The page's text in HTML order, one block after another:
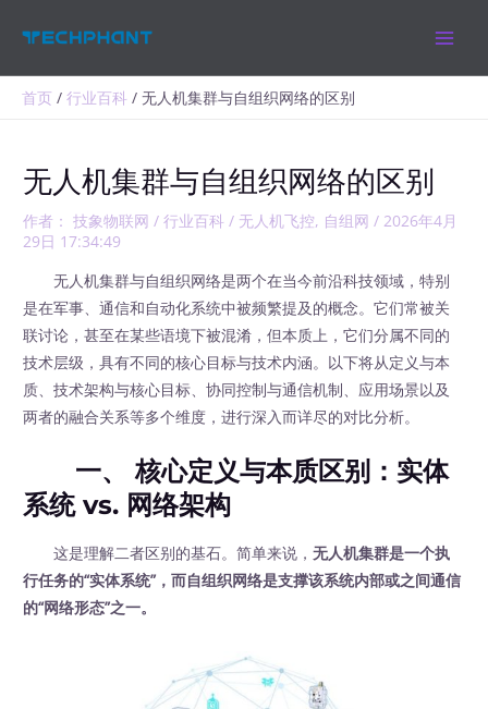
首页 行业百科 无人机集群与自组织网络的区别
无人机集群与自组织网络的区别
作者： 技象物联网/行业百科 / 无人机飞控, 自组网 /2026年4月
29日 17:34:49
无人机集群与自组织网络是两个在当今前沿科技领域，特别
是在军事、通信和自动化系统中被频繁提及的概念。它们常被关
联讨论，甚至在某些语境下被混淆，但本质上，它们分属不同的
技术层级，具有不同的核心目标与技术内涵。以下将从定义与本
质、技术架构与核心目标、协同控制与通信机制、应用场景以及
两者的融合关系等多个维度，进行深入而详尽的对比分析。
一、 核心定义与本质区别：实体
系统 vs. 网络架构
这是理解二者区别的基石。简单来说，无人机集群是一个执
行任务的“实体系统”，而自组织网络是支撑该系统内部或之间通信
的“网络形态”之一。